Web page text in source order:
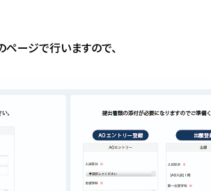
ージで行いますので、